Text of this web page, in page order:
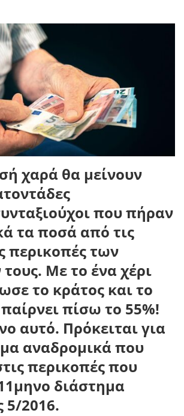
χαρά θα μείνουν
που πήραν
τα ποσά από τις
περικοπές των
Με το ένα χέρι
το κράτος και το
πίσω το 55%!
αυτό. Πρόκειται για
αναδρομικά που
περικοπές που
διάστημα
5/2016.